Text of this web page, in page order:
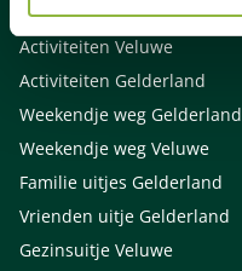
Dagje weg
Activiteiten Veluwe
Activiteiten Gelderland
Weekendje weg Gelderland
Weekendje weg Veluwe
Familie uitjes Gelderland
Vrienden uitje Gelderland
Gezinsuitje Veluwe